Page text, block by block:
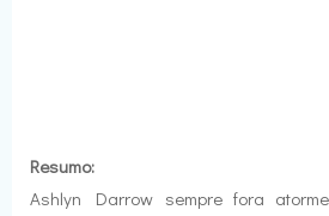
Resumo:
Ashlyn Darrow sempre fora